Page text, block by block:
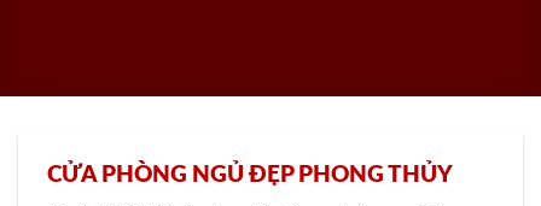
CỬA PHÒNG NGỦ ĐẸP PHONG THỦY